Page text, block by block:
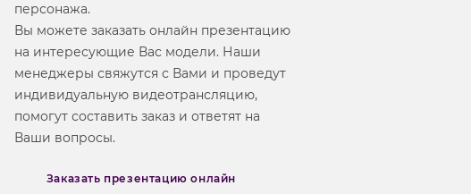
персонажа.
Вы можете заказать онлайн презентацию
на интересующие Вас модели. Наши
менеджеры свяжутся с Вами и проведут
индивидуальную видеотрансляцию,
помогут составить заказ и ответят на
Ваши вопросы.
Заказать презентацию онлайн